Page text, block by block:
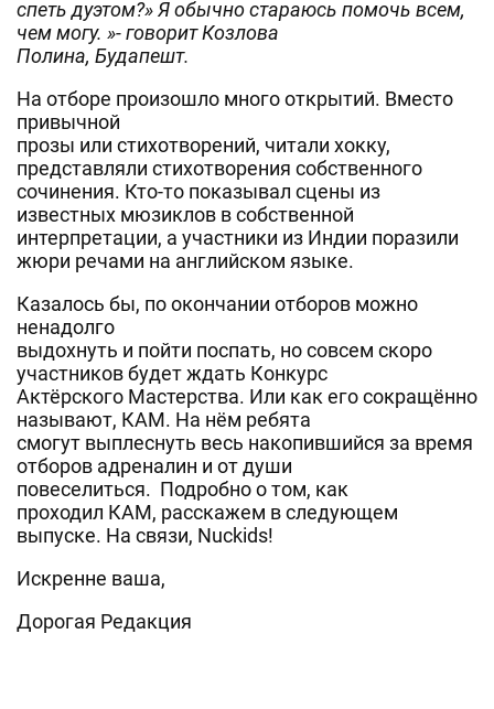
спеть дуэтом?» Я обычно стараюсь помочь всем,
чем могу. »- говорит Козлова
Полина, Будапешт.
На отборе произошло много открытий. Вместо
привычной
прозы или стихотворений, читали хокку,
представляли стихотворения собственного
сочинения. Кто-то показывал сцены из
известных мюзиклов в собственной
интерпретации, а участники из Индии поразили
жюри речами на английском языке.
Казалось бы, по окончании отборов можно
ненадолго
выдохнуть и пойти поспать, но совсем скоро
участников будет ждать Конкурс
Актёрского Мастерства. Или как его сокращённо
называют, КАМ. На нём ребята
смогут выплеснуть весь накопившийся за время
отборов адреналин и от души
повеселиться. Подробно о том, как
проходил КАМ, расскажем в следующем
выпуске. На связи, Nuckids!
Искренне ваша,
Дорогая Редакция